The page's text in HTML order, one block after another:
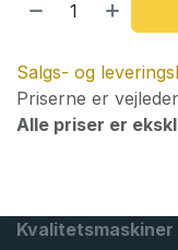
Salgs- og
Priserne er
Alle priser er
Kvalitetsmaskiner